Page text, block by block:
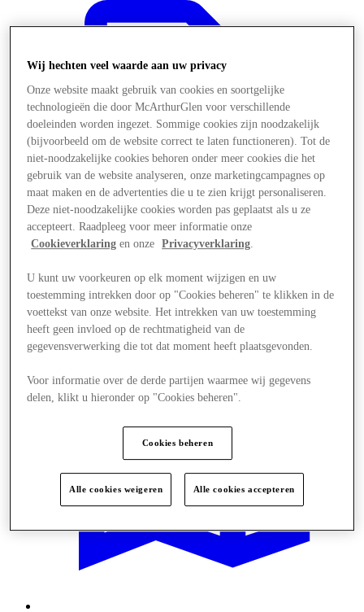
Aanbiedingen
Wij hechten veel waarde aan uw privacy
Onze website maakt gebruik van cookies en soortgelijke
technologieën die door McArthurGlen voor verschillende
doeleinden worden ingezet. Sommige cookies zijn noodzakelijk
(bijvoorbeeld om de website correct te laten functioneren). Tot de
niet-noodzakelijke cookies behoren onder meer cookies die het
gebruik van de website analyseren, onze marketingcampagnes op
maat maken en de advertenties die u te zien krijgt personaliseren.
Deze niet-noodzakelijke cookies worden pas geplaatst als u ze
accepteert. Raadpleeg voor meer informatie onze
Cookieverklaring en onze Privacyverklaring.
U kunt uw voorkeuren op elk moment wijzigen en uw
toestemming intrekken door op "Cookies beheren" te klikken in de
voettekst van onze website. Het intrekken van uw toestemming
heeft geen invloed op de rechtmatigheid van de
gegevensverwerking die tot dat moment heeft plaatsgevonden.
Voor informatie over de derde partijen waarmee wij gegevens
delen, klikt u hieronder op "Cookies beheren".
Cookies beheren
Alle cookies weigeren Alle cookies accepteren